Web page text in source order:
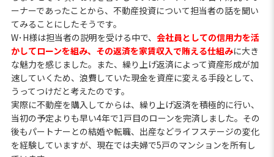
ーナーであったことから、不動産投資について担当者の話を聞い
てみることにしたそうです。
W･H様は担当者の説明を受ける中で、 会社員としての信用力を活
かしてローンを組み、その返済を家賃収入で賄える仕組みに大き
な魅力を感じました。また、繰り上げ返済によって資産形成が加
速していくため、浪費していた現金を資産に変える手段として、
うってつけだと考えたのです。
実際に不動産を購入してからは、繰り上げ返済を積極的に行い、
当初の予定よりも早い4年で1戸目のローンを完済しました。その
後もパートナーとの結婚や転職、出産などライフステージの変化
を経験していますが、現在では夫婦で5戸のマンションを所有し